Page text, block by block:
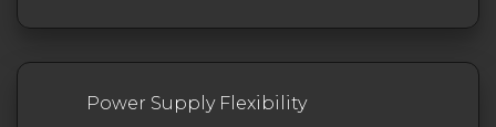
Power Supply Flexibility